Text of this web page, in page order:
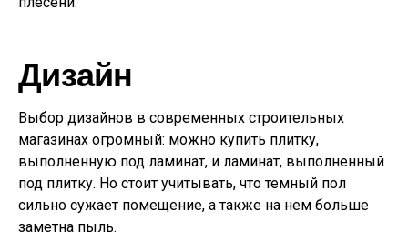
Дизайн
Выбор дизайнов в современных строительных
магазинах огромный: можно купить плитку,
выполненную под ламинат, и ламинат, выполненный
под плитку. Но стоит учитывать, что темный пол
сильно сужает помещение, а также на нем больше
заметна пыль.